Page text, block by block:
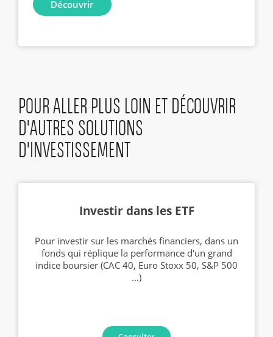
Découvrir
POUR ALLER PLUS LOIN ET DÉCOUVRIR
D'AUTRES SOLUTIONS
D'INVESTISSEMENT
Investir dans les ETF
Pour investir sur les marchés financiers, dans un
fonds qui réplique la performance d'un grand
indice boursier (CAC 40, Euro Stoxx 50, S&P 500
...)